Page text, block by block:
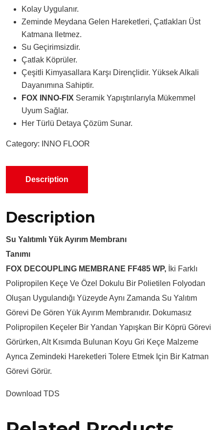
Kolay Uygulanır.
Zeminde Meydana Gelen Hareketleri, Çatlakları Üst
Katmana Iletmez.
Su Geçirimsizdir.
Çatlak Köprüler.
Çeşitli Kimyasallara Karşı Dirençlidir. Yüksek Alkali
Dayanımına Sahiptir.
FOX INNO-FIX Seramik Yapıştırılarıyla Mükemmel
Uyum Sağlar.
Her Türlü Detaya Çözüm Sunar.
Category: INNO FLOOR
Description
Description
Su Yalıtımlı Yük Ayırım Membranı
Tanımı
FOX DECOUPLING MEMBRANE FF485 WP, İki Farklı
Polipropilen Keçe Ve Özel Dokulu Bir Polietilen Folyodan
Oluşan Uygulandığı Yüzeyde Aynı Zamanda Su Yalıtım
Görevi De Gören Yük Ayırım Membranıdır. Dokumasız
Polipropilen Keçeler Bir Yandan Yapışkan Bir Köprü Görevi
Görürken, Alt Kısımda Bulunan Koyu Gri Keçe Malzeme
Ayrıca Zemindeki Hareketleri Tolere Etmek Için Bir Katman
Görevi Görür.
Download TDS